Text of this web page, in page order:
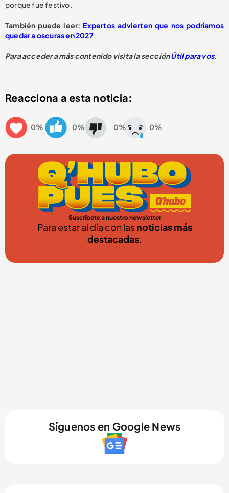
porque fue festivo.
También puede leer: Expertos advierten que nos podríamos
quedar a oscuras en 2027
Para acceder a más contenido visita la secciónÚtil para vos.
Reacciona a esta noticia:
0% 0% 0% 0%
Suscríbete a nuestro newsletter
Para estar al día con lasnoticias más
destacadas.
Síguenos en Google News